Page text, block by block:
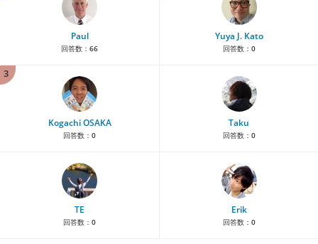
Paul
回答数： 66
Yuya J. Kato
回答数： 0
3
Kogachi OSAKA
回答数： 0
Taku
回答数： 0
TE
回答数： 0
Erik
回答数： 0